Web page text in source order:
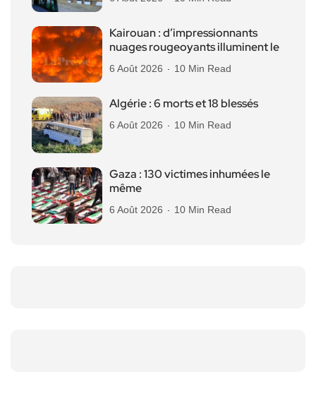
Kairouan : d’impressionnants
nuages rougeoyants illuminent le
6 Août 2026 10 Min Read
Algérie : 6 morts et 18 blessés
6 Août 2026 10 Min Read
Gaza : 130 victimes inhumées le
même
6 Août 2026 10 Min Read